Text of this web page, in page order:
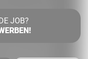
JOB?